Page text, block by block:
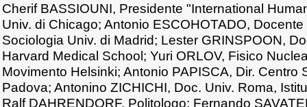
Cherif BASSIOUNI, Presidente "International
Univ. di Chicago; Antonio ESCOHOTADO,
Sociologia Univ. di Madrid; Lester GRINSPOON,
Harvard Medical School; Yuri ORLOV, Fisico
Movimento Helsinki; Antonio PAPISCA, Dir. Centro
Padova; Antonino ZICHICHI, Doc. Univ. Roma,
Ralf DAHRENDORF, Politologo; Fernando